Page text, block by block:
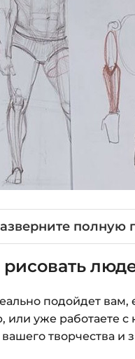
полную
подойдет вам,
или уже работаете
творчества